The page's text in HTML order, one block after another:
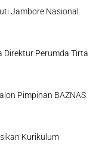
Jambore Nasional
Direktur Perumda Tirta
Pimpinan BAZNAS
Kurikulum